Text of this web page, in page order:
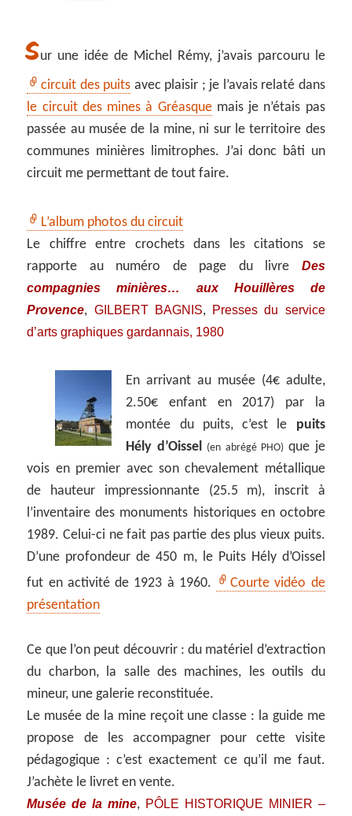
Sur une idée de Michel Rémy, j’avais parcouru le
circuit des puits avec plaisir ; je l’avais relaté dans
le circuit des mines à Gréasquemais je n’étais pas
passée au musée de la mine, ni sur le territoire des
communes minières limitrophes. J’ai donc bâti un
circuit me permettant de tout faire.
L’album photos du circuit
Le chiffre entre crochets dans les citations se
rapporte au numéro de page du livre Des
compagnies minières… aux Houillères de
Provence, GILBERT BAGNIS, Presses du service
d’arts graphiques gardannais, 1980
En arrivant au musée (4€ adulte,
2.50€ enfant en 2017) par la
montée du puits, c’est le puits
Hély d’Oissel (en abrégé PHO)que je
vois en premier avec son chevalement métallique
de hauteur impressionnante (25.5 m), inscrit à
l’inventaire des monuments historiques en octobre
1989. Celui-ci ne fait pas partie des plus vieux puits.
D’une profondeur de 450 m, le Puits Hély d’Oissel
fut en activité de 1923 à 1960.
Courte vidéo de
présentation
Ce que l’on peut découvrir : du matériel d’extraction
du charbon, la salle des machines, les outils du
mineur, une galerie reconstituée.
Le musée de la mine reçoit une classe : la guide me
propose de les accompagner pour cette visite
pédagogique : c’est exactement ce qu’il me faut.
J’achète le livret en vente.
Musée de la mine, PÔLE HISTORIQUE MINIER –